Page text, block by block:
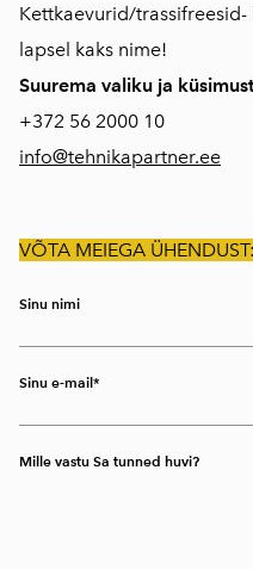
Kettkaevurid/
lapsel kaks nime!
Suurema valiku ja
+372 56 2000 10
info@tehnikapartner.ee
VÕTA MEIEGA ÜHENDUST:
Sinu nimi
Sinu e-mail
Mille vastu Sa tunned huvi?